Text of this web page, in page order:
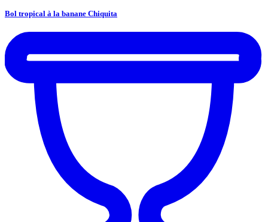
Bol tropical à la banane Chiquita